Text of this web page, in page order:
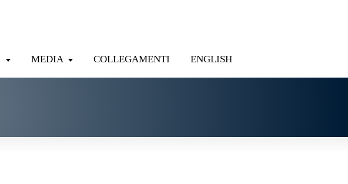
MEDIA COLLEGAMENTI ENGLISH